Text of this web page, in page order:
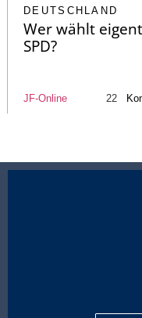
DEUTSCHLAND
Wer wählt
SPD?
JF-Online 22